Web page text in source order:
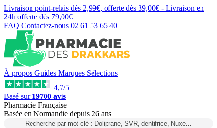
Livraison point-relais dès 2,99€, offerte dès 39,00€ - Livraison en
24h offerte dès 79,00€
FAQ Contactez-nous 02 61 53 65 40
À propos Guides Marques Sélections
4,7/5
Basé sur 19700 avis
Pharmacie Française
Basée en Normandie depuis 26 ans
Recherche par mot-clé : Doliprane, SVR, dentifrice, Nuxe…